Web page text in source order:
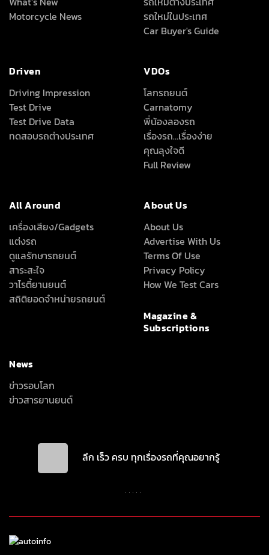
Motorcycle News
รถใหม่ในประเทศ
Car Buyer's Guide
Driven
Driving Impression
Test Drive
Test Drive Data
ทดสอบรถต่างประเทศ
VDOs
โลกรถยนต์
Carnatomy
พี่น้องลองรถ
เรื่องรถ…เรื่องง่าย
คุณลุงใจดี
Full Review
All Around
เครื่องเสียง/Gadgets
แต่งรถ
ดูแลรักษารถยนต์
สาระสะใจ
วาไรตี้ยานยนต์
สถิติยอดจำหน่ายรถยนต์
About Us
About Us
Advertise With Us
Terms Of Use
Privacy Policy
How We Test Cars
Magazine &
Subscriptions
News
ข่าวรอบโลก
ข่าวสารยานยนต์
ลึก เร็ว ครบ ทุกเรื่องรถที่คุณอยากรู้